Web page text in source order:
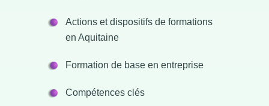
Actions et dispositifs de formations
en Aquitaine
Formation de base en entreprise
Compétences clés